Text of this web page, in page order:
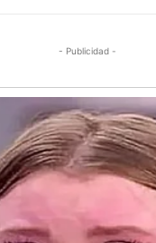
- Publicidad -